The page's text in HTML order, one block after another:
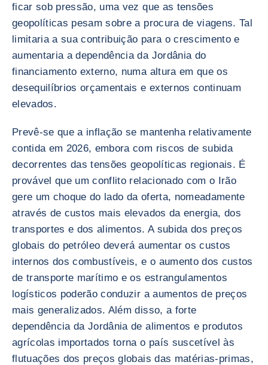
ficar sob pressão, uma vez que as tensões
geopolíticas pesam sobre a procura de viagens. Tal
limitaria a sua contribuição para o crescimento e
aumentaria a dependência da Jordânia do
financiamento externo, numa altura em que os
desequilíbrios orçamentais e externos continuam
elevados.
Prevê-se que a inflação se mantenha relativamente
contida em 2026, embora com riscos de subida
decorrentes das tensões geopolíticas regionais. É
provável que um conflito relacionado com o Irão
gere um choque do lado da oferta, nomeadamente
através de custos mais elevados da energia, dos
transportes e dos alimentos. A subida dos preços
globais do petróleo deverá aumentar os custos
internos dos combustíveis, e o aumento dos custos
de transporte marítimo e os estrangulamentos
logísticos poderão conduzir a aumentos de preços
mais generalizados. Além disso, a forte
dependência da Jordânia de alimentos e produtos
agrícolas importados torna o país suscetível às
flutuações dos preços globais das matérias-primas,